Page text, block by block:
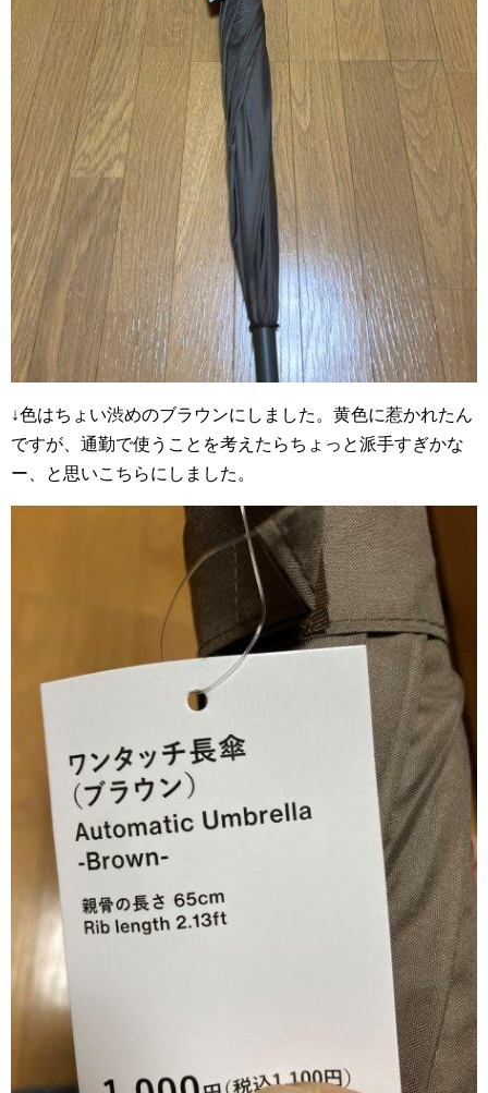
↓色はちょい渋めのブラウンにしました。黄色に惹かれたん
ですが、通勤で使うことを考えたらちょっと派手すぎかな
ー、と思いこちらにしました。